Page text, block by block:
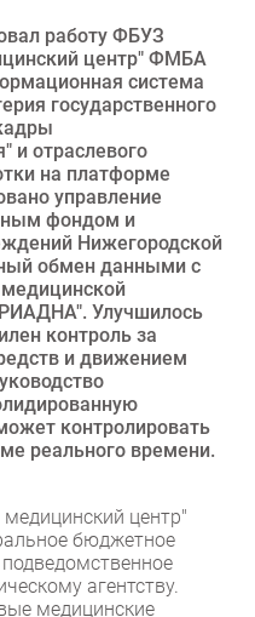
работу ФБУЗ
центр" ФМБА
система
государственного
и отраслевого
на платформе
управление
фондом и
Нижегородской
обмен данными с
Улучшилось
контроль за
и движением
контролировать
реального времени.
центр"
бюджетное
агентству.
медицинские